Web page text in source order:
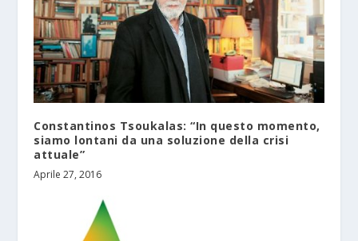
Constantinos Tsoukalas: “In questo momento,
siamo lontani da una soluzione della crisi
attuale”
Aprile 27, 2016